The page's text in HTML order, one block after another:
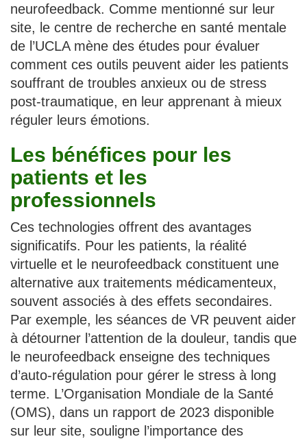
neurofeedback. Comme mentionné sur leur
site, le centre de recherche en santé mentale
de l’UCLA mène des études pour évaluer
comment ces outils peuvent aider les patients
souffrant de troubles anxieux ou de stress
post-traumatique, en leur apprenant à mieux
réguler leurs émotions.
Les bénéfices pour les
patients et les
professionnels
Ces technologies offrent des avantages
significatifs. Pour les patients, la réalité
virtuelle et le neurofeedback constituent une
alternative aux traitements médicamenteux,
souvent associés à des effets secondaires.
Par exemple, les séances de VR peuvent aider
à détourner l’attention de la douleur, tandis que
le neurofeedback enseigne des techniques
d’auto-régulation pour gérer le stress à long
terme. L’Organisation Mondiale de la Santé
(OMS), dans un rapport de 2023 disponible
sur leur site, souligne l’importance des